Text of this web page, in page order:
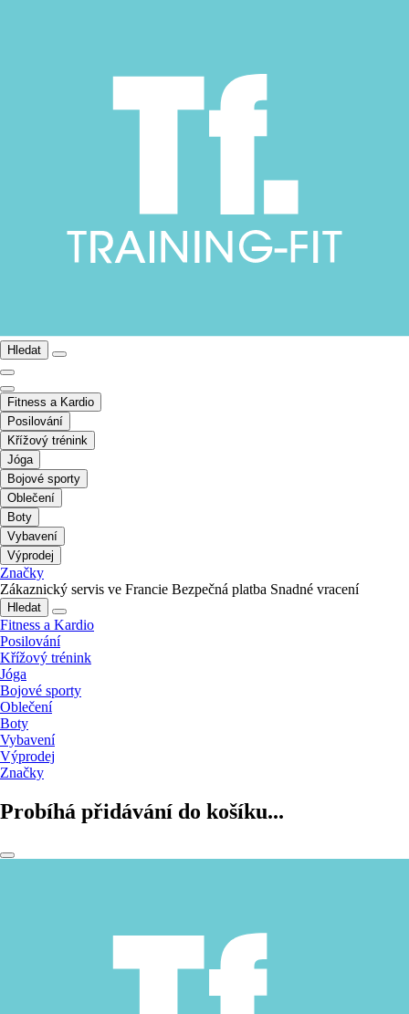
Hledat
Fitness a Kardio
Posilování
Křížový trénink
Jóga
Bojové sporty
Oblečení
Boty
Vybavení
Výprodej
Značky
Zákaznický servis ve Francie Bezpečná platba Snadné vracení
Hledat
Fitness a Kardio
Posilování
Křížový trénink
Jóga
Bojové sporty
Oblečení
Boty
Vybavení
Výprodej
Značky
Probíhá přidávání do košíku...